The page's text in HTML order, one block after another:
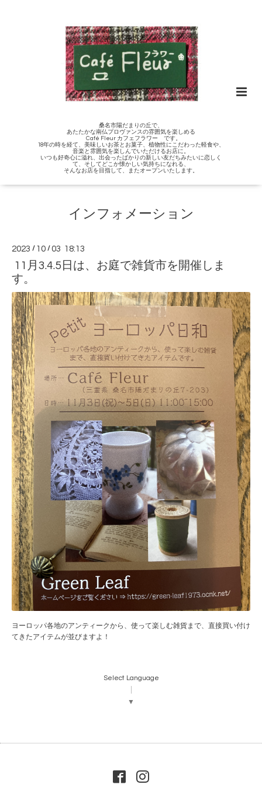
桑名市陽だまりの丘で、
あたたかな南仏プロヴァンスの雰囲気を楽しめる
Café Fleur カフェフラワー です。
18年の時を経て、美味しいお茶とお菓子、植物性にこだわった軽食や、
音楽と雰囲気を楽しんでいただけるお店に。
いつも好奇心に溢れ、出会ったばかりの新しい友だちみたいに恋しく
て、そしてどこか懐かしい気持ちになれる、
そんなお店を目指して、またオープンいたします。
インフォメーション
2023 / 10 /03 18:13
11月3.4.5日は、お庭で雑貨市を開催しま
す。
ヨーロッパ各地のアンティークから、使って楽しむ雑貨まで、直接買い付け
てきたアイテムが並びますよ！
Select Language
▼